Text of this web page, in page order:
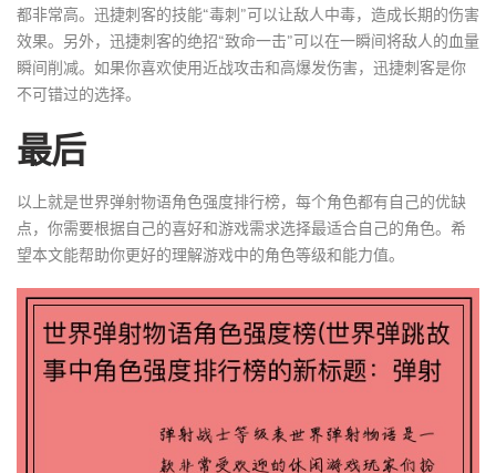
都非常高。迅捷刺客的技能“毒刺”可以让敌人中毒，造成长期的伤害
效果。另外，迅捷刺客的绝招“致命一击”可以在一瞬间将敌人的血量
瞬间削减。如果你喜欢使用近战攻击和高爆发伤害，迅捷刺客是你
不可错过的选择。
最后
以上就是世界弹射物语角色强度排行榜，每个角色都有自己的优缺
点，你需要根据自己的喜好和游戏需求选择最适合自己的角色。希
望本文能帮助你更好的理解游戏中的角色等级和能力值。